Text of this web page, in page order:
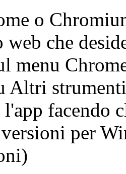
o
web che
menu
Altri strumenti
facendo
per